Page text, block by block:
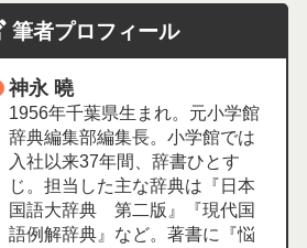
筆者プロフィール
神永 曉
1956年千葉県生まれ。元小学館
辞典編集部編集長。小学館では
入社以来37年間、辞書ひとす
じ。担当した主な辞典は『日本
国語大辞典 第二版』『現代国
語例解辞典』など。著書に『悩